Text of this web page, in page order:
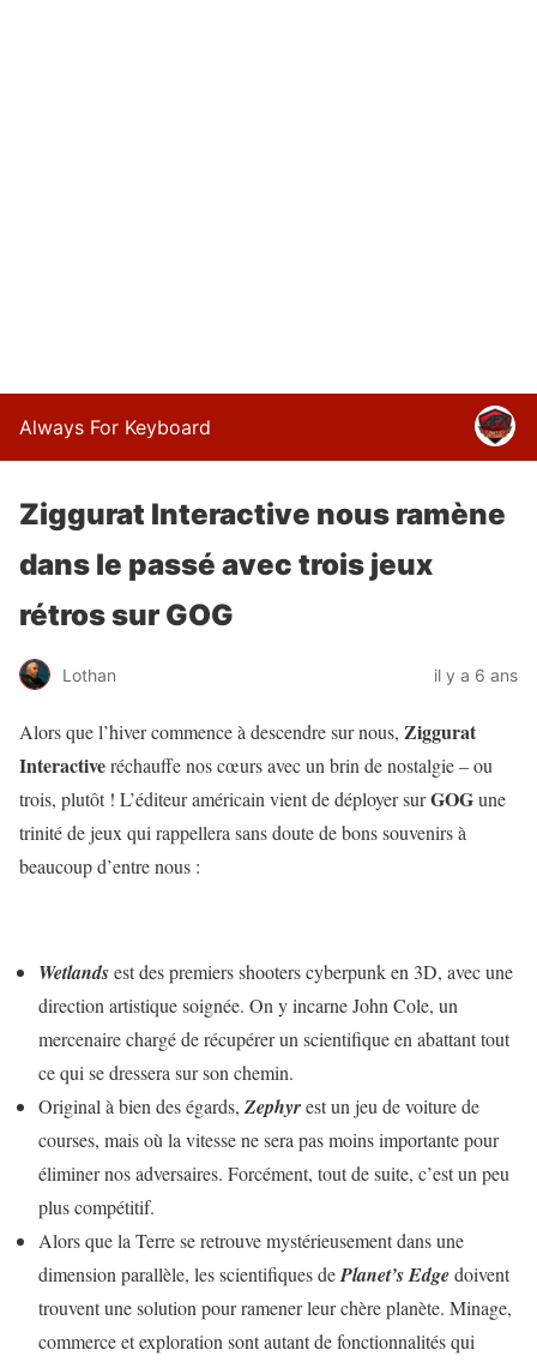
Always For Keyboard
Ziggurat Interactive nous ramène
dans le passé avec trois jeux
rétros sur GOG
Lothan il y a 6 ans
Alors que l’hiver commence à descendre sur nous, Ziggurat
Interactiveréchauffe nos cœurs avec un brin de nostalgie – ou
trois, plutôt ! L’éditeur américain vient de déployer surGOGune
trinité de jeux qui rappellera sans doute de bons souvenirs à
beaucoup d’entre nous :
Wetlandsest des premiers shooters cyberpunk en 3D, avec une
direction artistique soignée. On y incarne John Cole, un
mercenaire chargé de récupérer un scientifique en abattant tout
ce qui se dressera sur son chemin.
Original à bien des égards, Zephyrest un jeu de voiture de
courses, mais où la vitesse ne sera pas moins importante pour
éliminer nos adversaires. Forcément, tout de suite, c’est un peu
plus compétitif.
Alors que la Terre se retrouve mystérieusement dans une
dimension parallèle, les scientifiques dePlanet’s Edgedoivent
trouvent une solution pour ramener leur chère planète. Minage,
commerce et exploration sont autant de fonctionnalités qui